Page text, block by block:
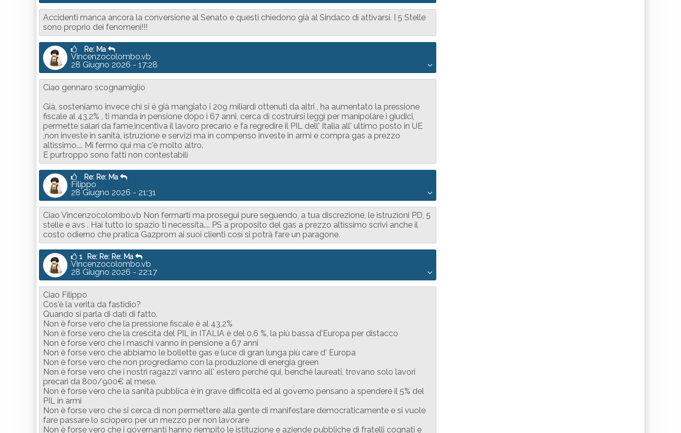
Accidenti manca ancora la conversione al Senato e questi chiedono già al Sindaco di attivarsi. I 5 Stelle
sono proprio dei fenomeni!!!
Re: Ma
Vincenzocolombo.vb
28 Giugno 2026 - 17:28
Ciao gennaro scognamiglio
Già, sosteniamo invece chi si è già mangiato i 209 miliardi ottenuti da altri , ha aumentato la pressione
fiscale al 43,2% , ti manda in pensione dopo i 67 anni, cerca di costruirsi leggi per manipolare i giudici,
permette salari da fame,incentiva il lavoro precario e fa regredire il PIL dell' Italia all' ultimo posto in UE
,non investe in sanità, istruzione e servizi ma in compenso investe in armi e compra gas a prezzo
altissimo.... Mi fermo qui ma c'è molto altro.
E purtroppo sono fatti non contestabili
Re: Re: Ma
Filippo
28 Giugno 2026 - 21:31
Ciao Vincenzocolombo.vb Non fermarti ma prosegui pure seguendo, a tua discrezione, le istruzioni PD, 5
stelle e avs . Hai tutto lo spazio ti necessita.... PS a proposito del gas a prezzo altissimo scrivi anche il
costo odierno che pratica Gazprom ai suoi clienti così si potrà fare un paragone.
1 Re: Re: Re: Ma
Vincenzocolombo.vb
28 Giugno 2026 - 22:17
Ciao Filippo
Cos'è la verità da fastidio?
Quando si parla di dati di fatto.
Non è forse vero che la pressione fiscale è al 43,2%
Non è forse vero che la crescita del PIL in ITALIA è del 0,6 %, la più bassa d'Europa per distacco
Non è forse vero che i maschi vanno in pensione a 67 anni
Non è forse vero che abbiamo le bollette gas e luce di gran lunga più care d' Europa
Non è forse vero che non progrediamo con la produzione di energia green
Non è forse vero che i nostri ragazzi vanno all' estero perché qui, benché laureati, trovano solo lavori
precari da 800/900€ al mese.
Non è forse vero che la sanità pubblica è in grave difficoltà ed al governo pensano a spendere il 5% del
PIL in armi
Non è forse vero che si cerca di non permettere alla gente di manifestare democraticamente e si vuole
fare passare lo sciopero per un mezzo per non lavorare
Non è forse vero che i governanti hanno riempito le istituzione e aziende pubbliche di fratelli cognati e